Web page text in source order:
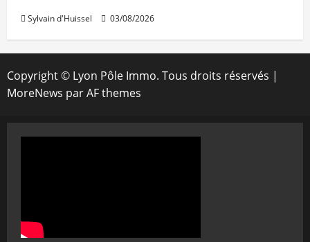
Sylvain d'Huissel 03/08/2026
Copyright © Lyon Pôle Immo. Tous droits réservés |
MoreNews par AF themes